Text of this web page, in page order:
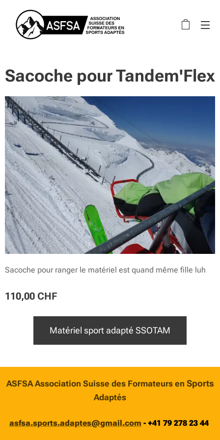
Sacoche pour Tandem'Flex
Sacoche pour ranger le matériel est quand même fille luh
110,00 CHF
Matériel sport adapté SSOTAM
ASFSA Association Suisse des Formateurs en Sports
Adaptés
asfsa.sports.adaptes@gmail.com - +41 79 278 23 44